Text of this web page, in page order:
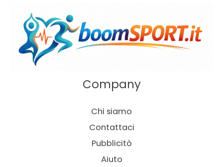
Company
Chi siamo
Contattaci
Pubblicitò
Aiuto